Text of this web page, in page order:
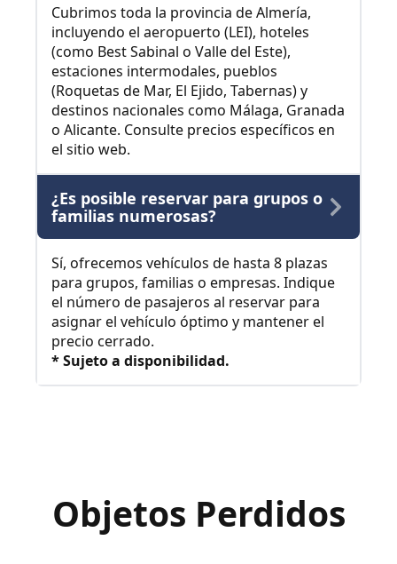
Cubrimos toda la provincia de Almería,
incluyendo el aeropuerto (LEI), hoteles
(como Best Sabinal o Valle del Este),
estaciones intermodales, pueblos
(Roquetas de Mar, El Ejido, Tabernas) y
destinos nacionales como Málaga, Granada
o Alicante. Consulte precios específicos en
el sitio web.
¿Es posible reservar para grupos o
familias numerosas?
Sí, ofrecemos vehículos de hasta 8 plazas
para grupos, familias o empresas. Indique
el número de pasajeros al reservar para
asignar el vehículo óptimo y mantener el
precio cerrado.
* Sujeto a disponibilidad.
Objetos Perdidos